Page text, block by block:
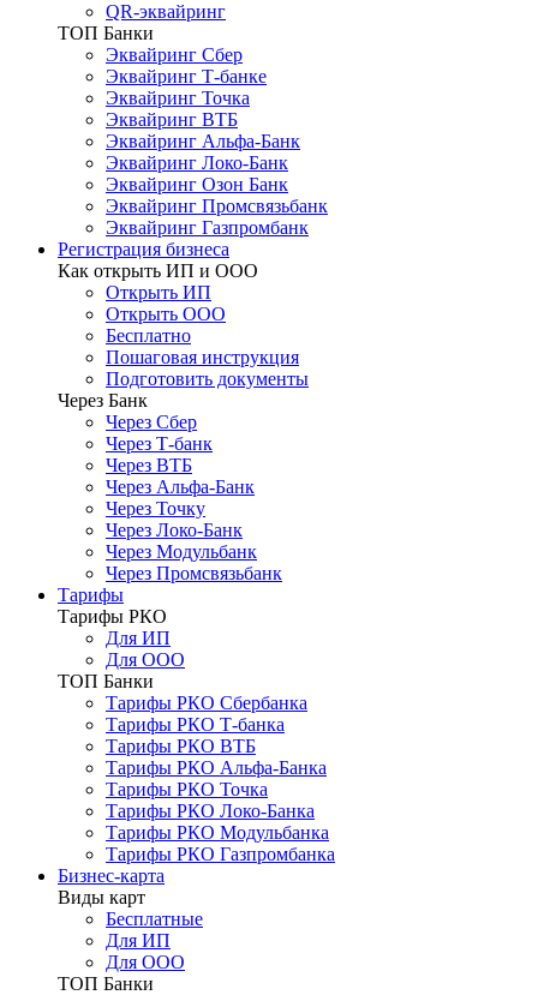
QR-эквайринг
ТОП Банки
Эквайринг Сбер
Эквайринг Т-банке
Эквайринг Точка
Эквайринг ВТБ
Эквайринг Альфа-Банк
Эквайринг Локо-Банк
Эквайринг Озон Банк
Эквайринг Промсвязьбанк
Эквайринг Газпромбанк
Регистрация бизнеса
Как открыть ИП и ООО
Открыть ИП
Открыть ООО
Бесплатно
Пошаговая инструкция
Подготовить документы
Через Банк
Через Сбер
Через Т-банк
Через ВТБ
Через Альфа-Банк
Через Точку
Через Локо-Банк
Через Модульбанк
Через Промсвязьбанк
Тарифы
Тарифы РКО
Для ИП
Для ООО
ТОП Банки
Тарифы РКО Сбербанка
Тарифы РКО Т-банка
Тарифы РКО ВТБ
Тарифы РКО Альфа-Банка
Тарифы РКО Точка
Тарифы РКО Локо-Банка
Тарифы РКО Модульбанка
Тарифы РКО Газпромбанка
Бизнес-карта
Виды карт
Бесплатные
Для ИП
Для ООО
ТОП Банки